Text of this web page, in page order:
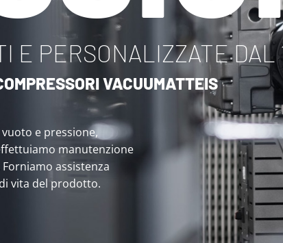
E PERSONALIZZATE DAL
VACUUMATTEIS
e pressione,
manutenzione
assistenza
vita del prodotto.